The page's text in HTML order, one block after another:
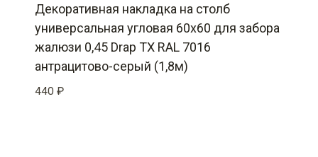
Декоративная накладка на столб
универсальная угловая 60х60 для забора
жалюзи 0,45 Drap TX RAL 7016
антрацитово-серый (1,8м)
440 ₽